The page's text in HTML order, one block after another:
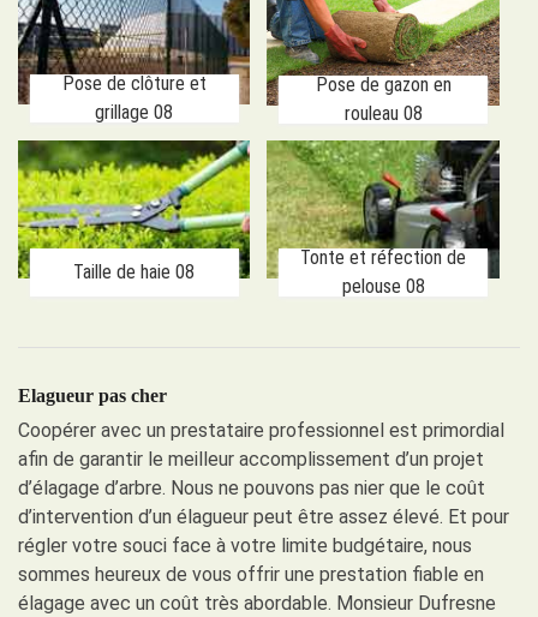
Pose de clôture et
grillage 08
Pose de gazon en
rouleau 08
Taille de haie 08
Tonte et réfection de
pelouse 08
Elagueur pas cher
Coopérer avec un prestataire professionnel est primordial
afin de garantir le meilleur accomplissement d’un projet
d’élagage d’arbre. Nous ne pouvons pas nier que le coût
d’intervention d’un élagueur peut être assez élevé. Et pour
régler votre souci face à votre limite budgétaire, nous
sommes heureux de vous offrir une prestation fiable en
élagage avec un coût très abordable. Monsieur Dufresne